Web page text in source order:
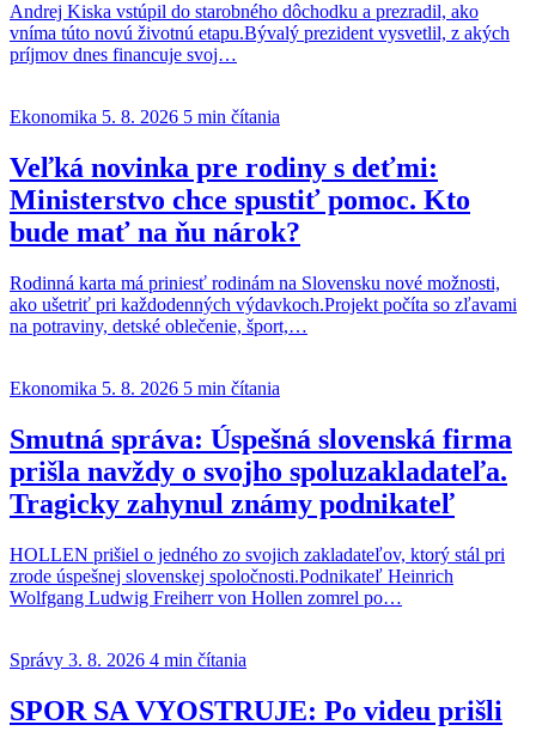
Andrej Kiska vstúpil do starobného dôchodku a prezradil, ako
vníma túto novú životnú etapu.Bývalý prezident vysvetlil, z akých
príjmov dnes financuje svoj…
Ekonomika 5. 8. 2026 5 min čítania
Veľká novinka pre rodiny s deťmi:
Ministerstvo chce spustiť pomoc. Kto
bude mať na ňu nárok?
Rodinná karta má priniesť rodinám na Slovensku nové možnosti,
ako ušetriť pri každodenných výdavkoch.Projekt počíta so zľavami
na potraviny, detské oblečenie, šport,…
Ekonomika 5. 8. 2026 5 min čítania
Smutná správa: Úspešná slovenská firma
prišla navždy o svojho spoluzakladateľa.
Tragicky zahynul známy podnikateľ
HOLLEN prišiel o jedného zo svojich zakladateľov, ktorý stál pri
zrode úspešnej slovenskej spoločnosti.Podnikateľ Heinrich
Wolfgang Ludwig Freiherr von Hollen zomrel po…
Správy 3. 8. 2026 4 min čítania
SPOR SA VYOSTRUJE: Po videu prišli